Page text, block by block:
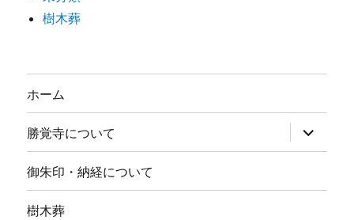
樹木葬
ホーム
勝覚寺について サ
ブ
メ
ー
御朱印・納経について
樹木葬